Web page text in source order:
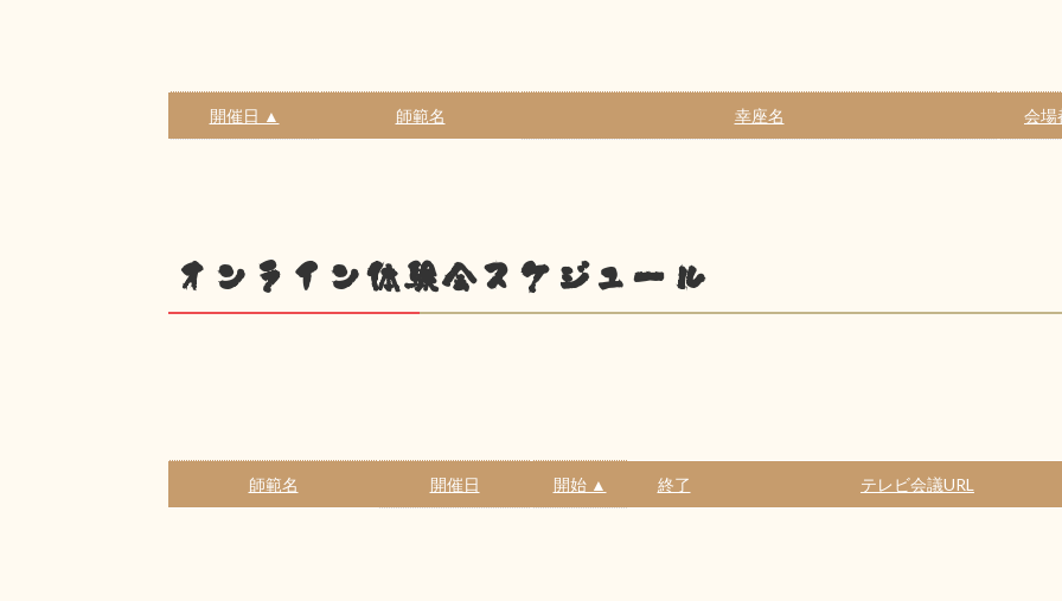
開催日 ▲ 師範名 幸座名 会場
オンライン体験会スケジュール
師範名 開催日 開始 ▲ 終了 テレビ会議URL